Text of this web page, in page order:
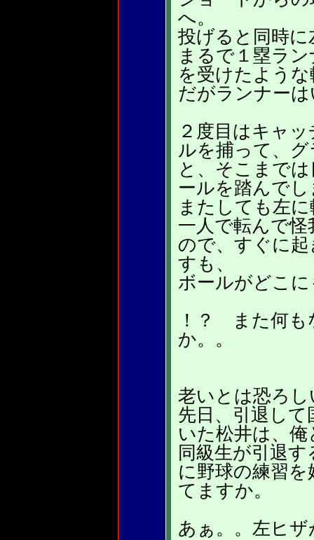
へ。
投げると同時
まるで１塁ラ
を受けたよう
だがランナー
２度目はキャ
ルを捕って、
と、そこまで
ールを踏んで
またしても左
一人で転んで
ので、すぐに
すも、
ボールがどこ
！？ また何も
か。。
老いとは恐ろ
先日、引退し
いた松井は、
同級生が引退
に野球の練習
てますか。
あぁ。。左ヒ